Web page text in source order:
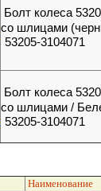
Болт колеса
со шлицами
53205-3104071
Болт колеса
со шлицами /
53205-3104071
Наименование